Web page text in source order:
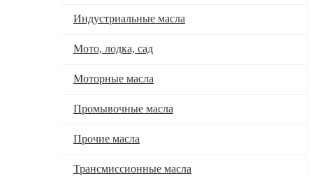
Индустриальные масла
Мото, лодка, сад
Моторные масла
Промывочные масла
Прочие масла
Трансмиссионные масла